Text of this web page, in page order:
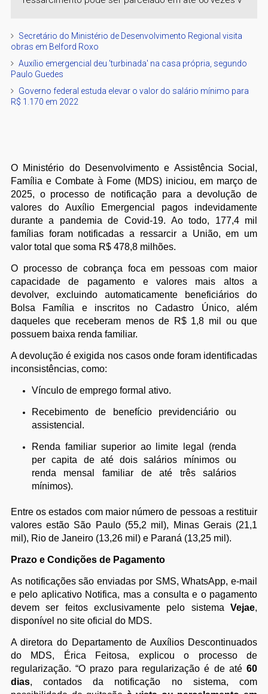
Secretário do Ministério de Desenvolvimento Regional visita
obras em Belford Roxo
Auxílio emergencial deu 'turbinada' na casa própria, segundo
Paulo Guedes
Governo federal estuda elevar o valor do salário mínimo para
R$ 1.170 em 2022
O Ministério do Desenvolvimento e Assistência Social,
Família e Combate à Fome (MDS) iniciou, em março de
2025, o processo de notificação para a devolução de
valores do Auxílio Emergencial pagos indevidamente
durante a pandemia de Covid-19. Ao todo, 177,4 mil
famílias foram notificadas a ressarcir a União, em um
valor total que soma R$ 478,8 milhões.
O processo de cobrança foca em pessoas com maior
capacidade de pagamento e valores mais altos a
devolver, excluindo automaticamente beneficiários do
Bolsa Família e inscritos no Cadastro Único, além
daqueles que receberam menos de R$ 1,8 mil ou que
possuem baixa renda familiar.
A devolução é exigida nos casos onde foram identificadas
inconsistências, como:
Vínculo de emprego formal ativo.
Recebimento de benefício previdenciário ou
assistencial.
Renda familiar superior ao limite legal (renda
per capita de até dois salários mínimos ou
renda mensal familiar de até três salários
mínimos).
Entre os estados com maior número de pessoas a restituir
valores estão São Paulo (55,2 mil), Minas Gerais (21,1
mil), Rio de Janeiro (13,26 mil) e Paraná (13,25 mil).
Prazo e Condições de Pagamento
As notificações são enviadas por SMS, WhatsApp, e-mail
e pelo aplicativo Notifica, mas a consulta e o pagamento
devem ser feitos exclusivamente pelo sistemaVejae,
disponível no site oficial do MDS.
A diretora do Departamento de Auxílios Descontinuados
do MDS, Érica Feitosa, explicou o processo de
regularização. “O prazo para regularização é de até60
dias, contados da notificação no sistema, com